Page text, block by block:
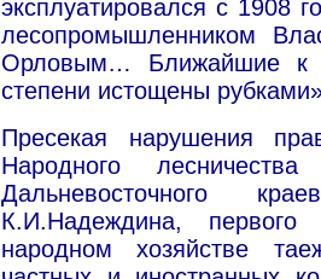
эксплуатировался с 1908
лесопромышленником
Орловым… Ближайшие к
степени истощены
Пресекая нарушения
Народного
Дальневосточного
К.И.Надеждина,
народном хозяйстве